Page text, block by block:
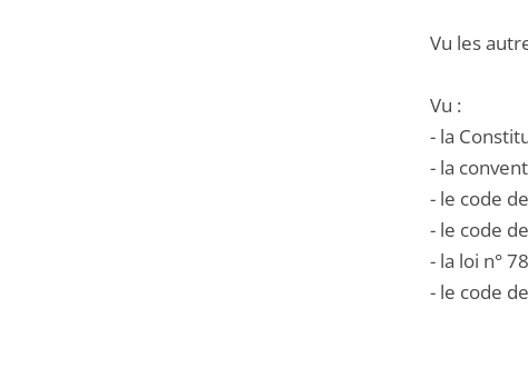
Vu les
Vu :
- la
- la
- le code
- le code
- la loi n°
- le code